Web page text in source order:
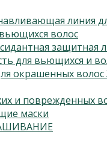
линия
волос
защитная
для вьющихся и
окрашенных
и поврежденных
маски